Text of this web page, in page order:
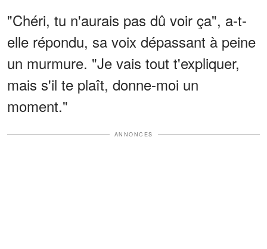
"Chéri, tu n'aurais pas dû voir ça", a-t-
elle répondu, sa voix dépassant à peine
un murmure. "Je vais tout t'expliquer,
mais s'il te plaît, donne-moi un
moment."
ANNONCES